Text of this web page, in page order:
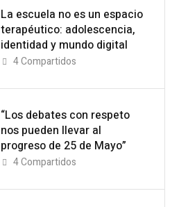
La escuela no es un espacio
terapéutico: adolescencia,
identidad y mundo digital
4Compartidos
“Los debates con respeto
nos pueden llevar al
progreso de 25 de Mayo”
4Compartidos